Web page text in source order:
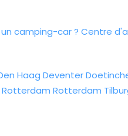
camping-car ? Centre
Haag Deventer
Rotterdam Rotterdam